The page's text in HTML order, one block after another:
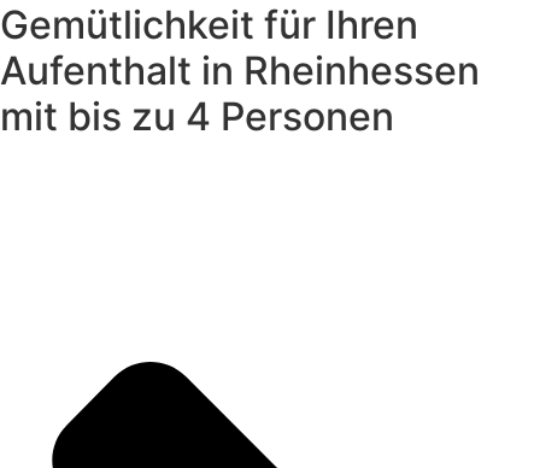
Gemütlichkeit für Ihren
Aufenthalt in Rheinhessen
mit bis zu 4 Personen